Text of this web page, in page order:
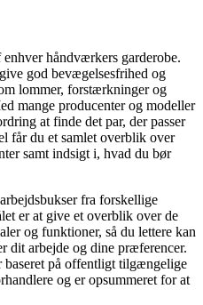
håndværkers garderobe.
god bevægelsesfrihed og
lommer, forstærkninger og
mange producenter og modeller
at finde det par, der passer
får du et samlet overblik over
samt indsigt i, hvad du bør
fra forskellige
er at give et overblik over de
og funktioner, så du lettere kan
dit arbejde og dine præferencer.
baseret på offentligt tilgængelige
og er opsummeret for at